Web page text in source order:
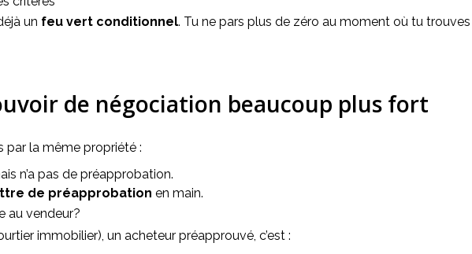
un feu vert conditionnel. Tu ne pars plus de zéro au moment où tu
de négociation beaucoup plus fort
par la même propriété :
n’a pas de préapprobation.
de préapprobation en main.
au vendeur?
immobilier), un acheteur préapprouvé, c’est :